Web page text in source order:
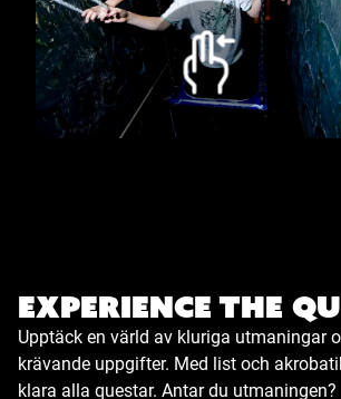
Experience the
Upptäck en värld av kluriga utmaningar
krävande uppgifter. Med list och
klara alla questar. Antar du utmaningen?